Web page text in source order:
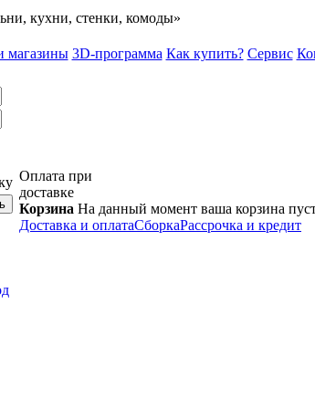
кухни, стенки, комоды»
магазины 3D-программа Как купить? Сервис
Оплата при
доставке
Корзина На данный момент ваша корзина
Доставка и оплатаСборкаРассрочка и кредит